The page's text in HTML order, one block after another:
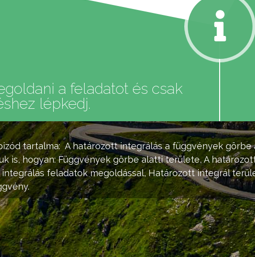
tartalma: Ahatározott integrálása függvények görbe
is, hogyan: Függvények görbe alatti területe, A
feladatok megoldással, Határozott integrál
.
a feladatot és csak
lépkedj.